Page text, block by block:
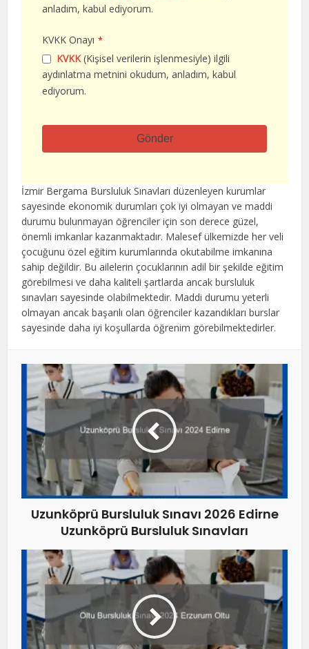
anladım, kabul ediyorum.
KVKK Onayı *
KVKK(Kişisel verilerin işlenmesiyle) ilgili
aydınlatma metnini okudum, anladım, kabul
ediyorum.
Gönder
alan
boş
bırakılmalıdır
İzmir Bergama Bursluluk Sınavları düzenleyen kurumlar
sayesinde ekonomik durumları çok iyi olmayan ve maddi
durumu bulunmayan öğrenciler için son derece güzel,
önemli imkanlar kazanmaktadır. Malesef ülkemizde her veli
çocuğunu özel eğitim kurumlarında okutabilme imkanına
sahip değildir. Bu ailelerin çocuklarının adil bir şekilde eğitim
görebilmesi ve daha kaliteli şartlarda ancak bursluluk
sınavları sayesinde olabilmektedir. Maddi durumu yeterli
olmayan ancak başarılı olan öğrenciler kazandıkları burslar
sayesinde daha iyi koşullarda öğrenim görebilmektedirler.
Uzunköprü Bursluluk Sınavı 2026 Edirne
Uzunköprü Bursluluk Sınavları